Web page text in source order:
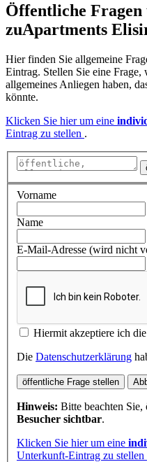
Öffentliche
zuApartments
Hier finden Sie allgemeine
Eintrag. Stellen Sie eine Frage,
allgemeines Anliegen haben,
könnte.
Klicken Sie hier um eine
Eintrag zu stellen .
Vorname
Name
E-Mail-Adresse (wird nicht
Hiermit akzeptiere ich die
Die Datenschutzerklärung
öffentliche Frage stellen
Hinweis: Bitte beachten
Besucher sichtbar.
Klicken Sie hier um eine
Unterkunft-Eintrag zu stellen